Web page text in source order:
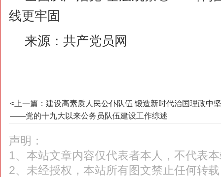
线更牢固
来源： 共产党员网
<上一篇：建设高素质人民公仆队伍 锻造新时代治国理政中
——党的十九大以来公务员队伍建设工作综述
声明：
1、本站文章内容仅代表者本人，不代表
2、未经授权，本站所有图文禁止任何转